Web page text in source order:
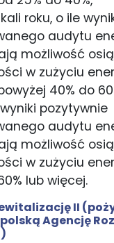
roku, o ile
audytu
możliwość
w zużyciu
40% do
wyniki pozytywnie
audytu
możliwość
w zużyciu
lub więcej.
II
Agencję